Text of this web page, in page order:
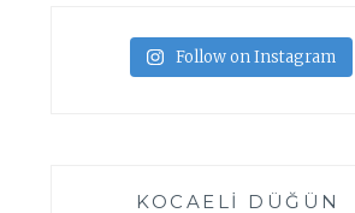
Follow on Instagram
KOCAELI DÜĞÜN